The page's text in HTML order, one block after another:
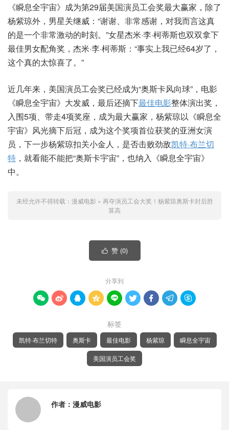
《瞬息全宇宙》成为第29届美国演员工会奖最大赢家，除了
杨紫琼外，男星关继威：“谢谢、非常感谢，对我而言这真
的是一个非常激动的时刻。”女星杰米·李·柯蒂斯也双双拿下
最佳男女配角奖，杰米·李·柯蒂斯：“事实上我已经64岁了，
这个真的太惊喜了。”
近几年来，美国演员工会奖已经成为“奥斯卡风向球”，电影
《瞬息全宇宙》大发威，最后还摘下最佳电影整体演出奖，
入围5项、带走4项奖座，成为最大赢家，杨紫琼以《瞬息全
宇宙》风光摘下后冠，成为这个奖项首位获奖的亚洲女演
员，下一步杨紫琼扣关小金人，是否击败劲敌凯特·布兰切
特 ，就看能不能把“奥斯卡宇宙”，也纳入《瞬息全宇宙》
中。
未经允许不得转载： 漫威电影 » 再夺演员工会大奖！杨紫琼奥斯卡封后胜
算高
 赞 (0)
分享到
        
标签
凯特·布兰切特 奥斯卡 最佳电影 杨紫琼 瞬息全宇宙
美国演员工会奖
作者： 漫威电影